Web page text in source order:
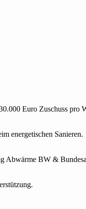
Euro Zuschuss pro
ener­ge­ti­schen Sanieren.
Abwärme BW &